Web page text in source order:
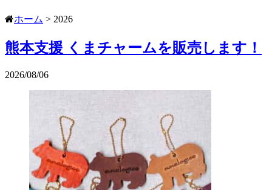
ホーム > 2026
熊本支援 くまチャームを販売します！
2026/08/06